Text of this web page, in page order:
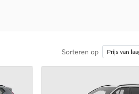
Sorteren op